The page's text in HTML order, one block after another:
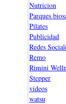
Nutricion
Parques
Pilates
Publicidad
Redes
Remo
Rimini
Stepper
videos
watsu